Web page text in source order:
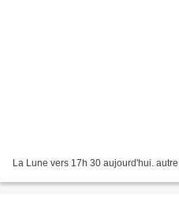
La Lune vers 17h 30 aujourd'hui.